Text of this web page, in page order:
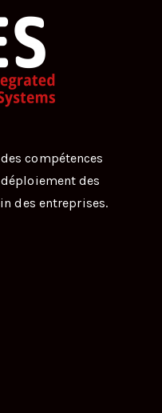
compétences
des
des entreprises.